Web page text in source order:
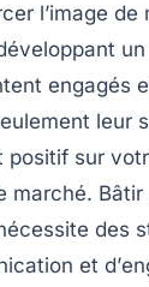
l’image de
engagés
leur
positif sur
marché. Bâtir
des
et d’